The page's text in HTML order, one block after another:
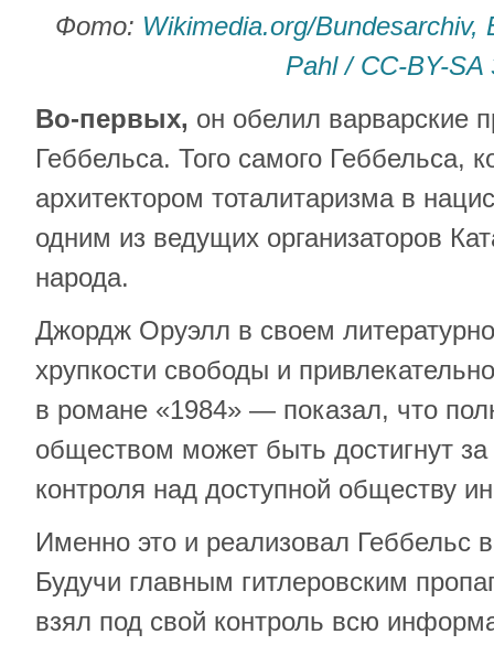
Фото: Wikimedia.org/Bundesarchiv,
Pahl / CC-BY-SA
Во-первых, он обелил варварские
Геббельса. Того самого Геббельса,
архитектором тоталитаризма в
одним из ведущих организаторов
народа.
Джордж Оруэлл в своем
хрупкости свободы и
в романе «1984» — показал, что
обществом может быть достигнут за
контроля над доступной обществу
Именно это и реализовал Геббельс
Будучи главным гитлеровским
взял под свой контроль всю